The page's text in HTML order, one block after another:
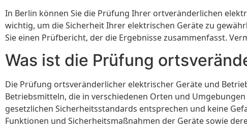
In Berlin können Sie die Prüfung Ihrer ortveränderlichen
wichtig, um die Sicherheit Ihrer elektrischen Geräte zu
Sie einen Prüfbericht, der die Ergebnisse zusammenfasst.
Was ist die Prüfung
Die Prüfung ortsveränderlicher elektrischer Geräte und
Betriebsmitteln, die in verschiedenen Orten und
gesetzlichen Sicherheitsstandards entsprechen und keine
Funktionen und Sicherheitsmaßnahmen der Geräte sowie